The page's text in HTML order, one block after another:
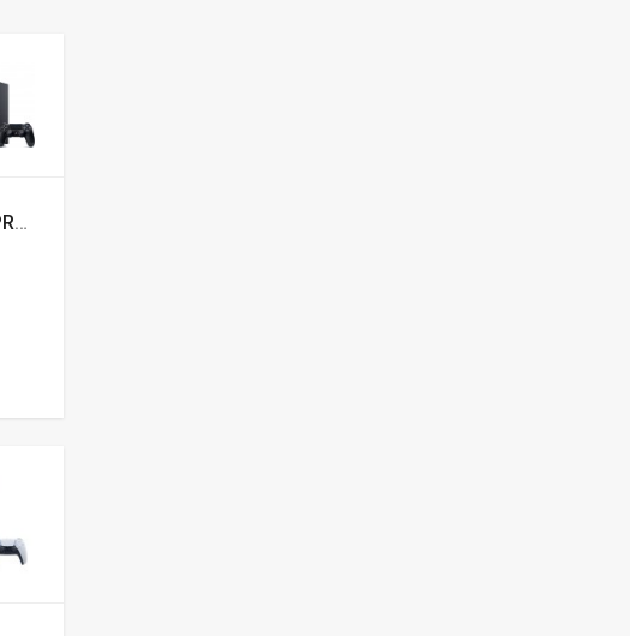
Sony playstation 4 PRO komplet sa Red Dead Redemption 2 igrom